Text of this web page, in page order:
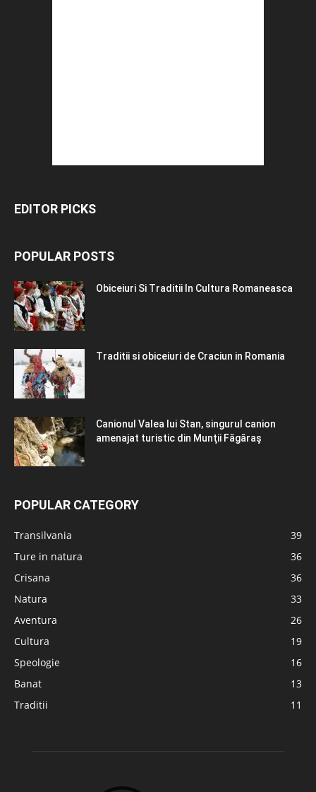
EDITOR PICKS
POPULAR POSTS
Obiceiuri Si Traditii In Cultura Romaneasca
Traditii si obiceiuri de Craciun in Romania
Canionul Valea lui Stan, singurul canion
amenajat turistic din Munţii Făgăraş
POPULAR CATEGORY
Transilvania
39
Ture in natura
36
Crisana
36
Natura
33
Aventura
26
Cultura
19
Speologie
16
Banat
13
Traditii
11